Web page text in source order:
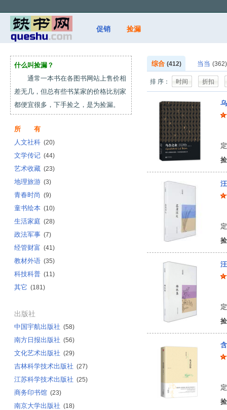
促销 捡漏
什么叫捡漏？
通常一本书在各图书网站上售价相
差无几，但总有些书某家的价格比别家
都便宜很多，下手捡之，是为捡漏。
所 有
人文社科 (20)
文学传记 (44)
艺术收藏 (23)
地理旅游 (3)
青春时尚 (9)
童书绘本 (10)
生活家庭 (28)
政法军事 (7)
经管财富 (41)
教材外语 (35)
科技科普 (11)
其它 (181)
出版社
中国宇航出版社 (58)
南方日报出版社 (56)
文化艺术出版社 (29)
吉林科学技术出版社 (27)
江苏科学技术出版社 (25)
商务印书馆 (23)
南京大学出版社 (18)
综合 (412) 当当 (362)
排 序： 时间 折扣